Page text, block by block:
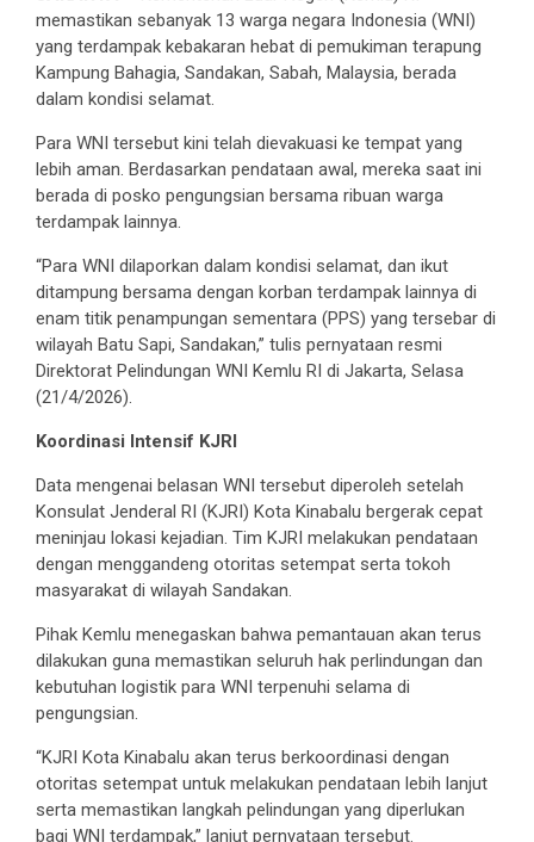
memastikan sebanyak 13 warga negara Indonesia (WNI)
yang terdampak kebakaran hebat di pemukiman terapung
Kampung Bahagia, Sandakan, Sabah, Malaysia, berada
dalam kondisi selamat.
Para WNI tersebut kini telah dievakuasi ke tempat yang
lebih aman. Berdasarkan pendataan awal, mereka saat ini
berada di posko pengungsian bersama ribuan warga
terdampak lainnya.
“Para WNI dilaporkan dalam kondisi selamat, dan ikut
ditampung bersama dengan korban terdampak lainnya di
enam titik penampungan sementara (PPS) yang tersebar di
wilayah Batu Sapi, Sandakan,” tulis pernyataan resmi
Direktorat Pelindungan WNI Kemlu RI di Jakarta, Selasa
(21/4/2026).
Koordinasi Intensif KJRI
Data mengenai belasan WNI tersebut diperoleh setelah
Konsulat Jenderal RI (KJRI) Kota Kinabalu bergerak cepat
meninjau lokasi kejadian. Tim KJRI melakukan pendataan
dengan menggandeng otoritas setempat serta tokoh
masyarakat di wilayah Sandakan.
Pihak Kemlu menegaskan bahwa pemantauan akan terus
dilakukan guna memastikan seluruh hak perlindungan dan
kebutuhan logistik para WNI terpenuhi selama di
pengungsian.
“KJRI Kota Kinabalu akan terus berkoordinasi dengan
otoritas setempat untuk melakukan pendataan lebih lanjut
serta memastikan langkah pelindungan yang diperlukan
bagi WNI terdampak,” lanjut pernyataan tersebut.